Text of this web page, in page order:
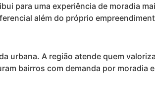
para uma experiência de moradia
além do próprio
urbana. A região atende quem valoriza
bairros com demanda por moradia